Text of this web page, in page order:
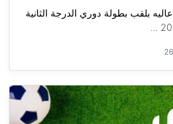
عاليه بلقب بطولة دوري الدرجة الثانية